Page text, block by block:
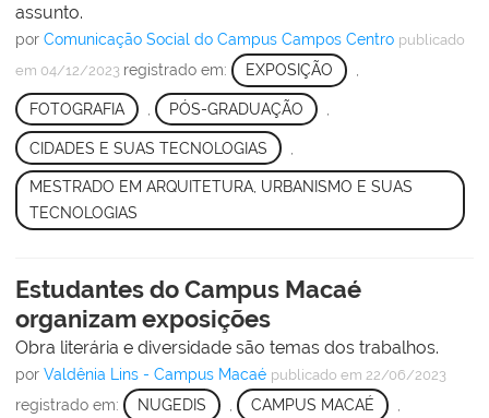
assunto.
por Comunicação Social do Campus Campos Centro publicado
em 04/12/2023 registrado em: EXPOSIÇÃO ,
FOTOGRAFIA PÓS-GRADUAÇÃO
CIDADES E SUAS TECNOLOGIAS
MESTRADO EM ARQUITETURA, URBANISMO E SUAS
TECNOLOGIAS
Estudantes do Campus Macaé
organizam exposições
Obra literária e diversidade são temas dos trabalhos.
por Valdênia Lins - Campus Macaé publicado em 22/06/2023
registrado em: NUGEDIS CAMPUS MACAÉ